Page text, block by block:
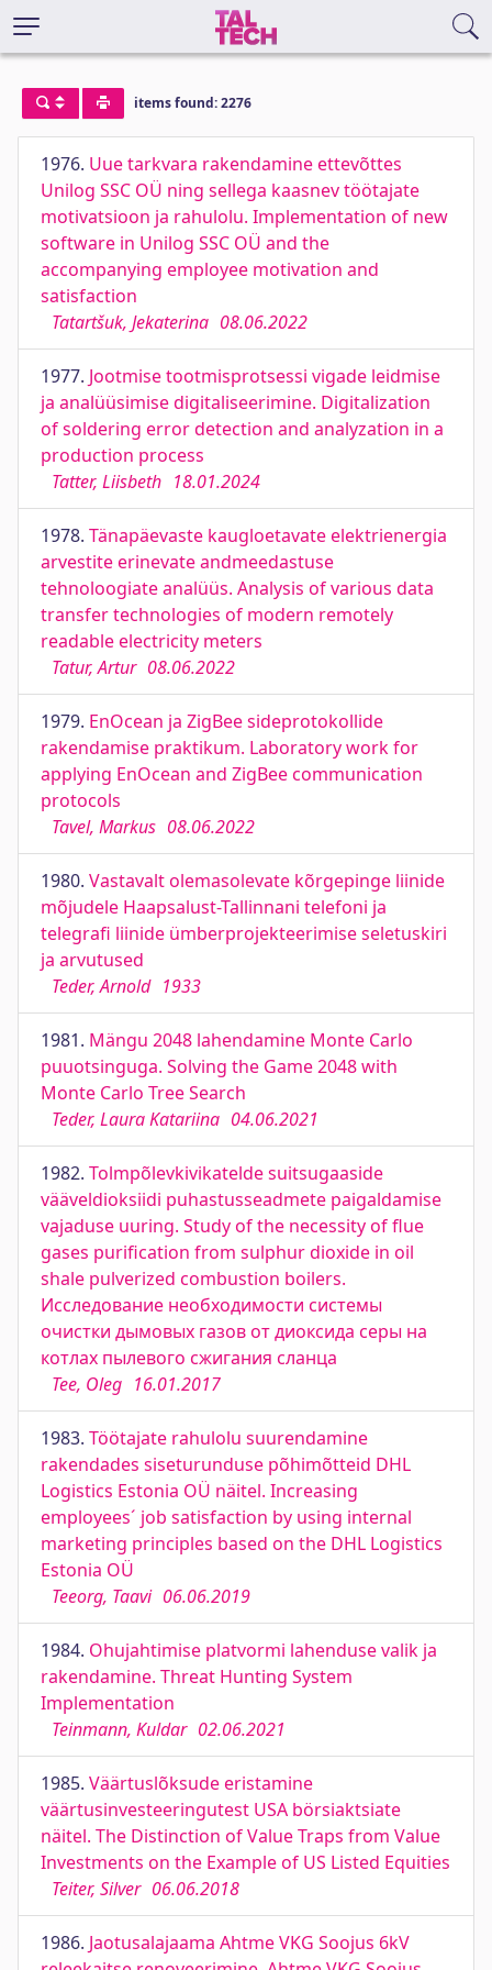
items found: 2276
1976. Uue tarkvara rakendamine ettevõttes
Unilog SSC OÜ ning sellega kaasnev töötajate
motivatsioon ja rahulolu. Implementation of new
software in Unilog SSC OÜ and the
accompanying employee motivation and
satisfaction
Tatartšuk, Jekaterina 08.06.2022
1977. Jootmise tootmisprotsessi vigade leidmise
ja analüüsimise digitaliseerimine. Digitalization
of soldering error detection and analyzation in a
production process
Tatter, Liisbeth 18.01.2024
1978. Tänapäevaste kaugloetavate elektrienergia
arvestite erinevate andmeedastuse
tehnoloogiate analüüs. Analysis of various data
transfer technologies of modern remotely
readable electricity meters
Tatur, Artur 08.06.2022
1979. EnOcean ja ZigBee sideprotokollide
rakendamise praktikum. Laboratory work for
applying EnOcean and ZigBee communication
protocols
Tavel, Markus 08.06.2022
1980. Vastavalt olemasolevate kõrgepinge liinide
mõjudele Haapsalust-Tallinnani telefoni ja
telegrafi liinide ümberprojekteerimise seletuskiri
ja arvutused
Teder, Arnold 1933
1981. Mängu 2048 lahendamine Monte Carlo
puuotsinguga. Solving the Game 2048 with
Monte Carlo Tree Search
Teder, Laura Katariina 04.06.2021
1982. Tolmpõlevkivikatelde suitsugaaside
vääveldioksiidi puhastusseadmete paigaldamise
vajaduse uuring. Study of the necessity of flue
gases purification from sulphur dioxide in oil
shale pulverized combustion boilers.
Исследование необходимости системы
очистки дымовых газов от диоксида серы на
котлах пылевого сжигания сланца
Tee, Oleg 16.01.2017
1983. Töötajate rahulolu suurendamine
rakendades siseturunduse põhimõtteid DHL
Logistics Estonia OÜ näitel. Increasing
employees´ job satisfaction by using internal
marketing principles based on the DHL Logistics
Estonia OÜ
Teeorg, Taavi 06.06.2019
1984. Ohujahtimise platvormi lahenduse valik ja
rakendamine. Threat Hunting System
Implementation
Teinmann, Kuldar 02.06.2021
1985. Väärtuslõksude eristamine
väärtusinvesteeringutest USA börsiaktsiate
näitel. The Distinction of Value Traps from Value
Investments on the Example of US Listed Equities
Teiter, Silver 06.06.2018
1986. Jaotusalajaama Ahtme VKG Soojus 6kV